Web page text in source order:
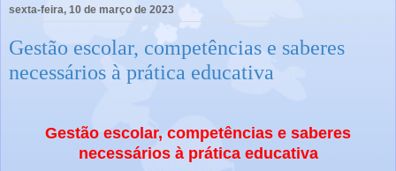
sexta-feira, 10 de março de 2023
Gestão escolar, competências e saberes
necessários à prática educativa
Gestão escolar, competências e saberes
necessários à prática educativa